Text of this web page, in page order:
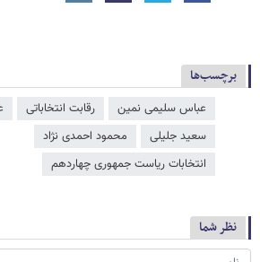
برچسب‌ها
عباس سلیمی نمین رقابت انتخاباتی
سعید جلیلی
محمود احمدی ‌نژاد
انتخابات ریاست جمهوری چهاردهم
نظر شما